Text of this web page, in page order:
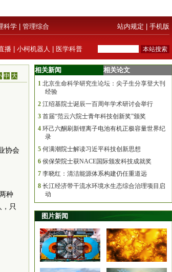
科学 管理综合 站内规定 手机版
播 小柯机器人 医学科普
中 大
协会
种
只
相关新闻 相关论文
1 北京生命科学研究生论坛：尖子生分享登大刊
经验
2 江绍基院士诞辰一百周年学术研讨会举行
3 首届“范云六院士青年科技创新奖”颁奖
4 环己六酮刷新锂离子电池有机正极容量世界纪
录
5 何满潮院士解读习近平科技创新思想
6 侯保荣院士获NACE国际颁发科技成就奖
7 李晓红：清洁能源体系构建仍任重道远
8 长江经济带干流水环境水生态综合治理项目启
动
图片新闻